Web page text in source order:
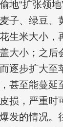
地“扩张领地
子、绿豆、
生米大小，
大小；之后
逐步扩大至
甚至能蔓延
损，严重时
发的情况。